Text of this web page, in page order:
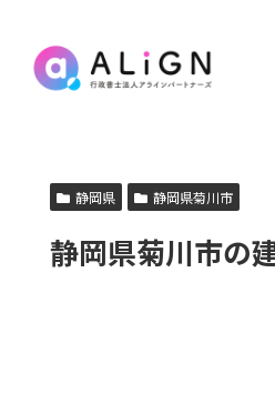
静岡県 静岡県菊川市
静岡県菊川市の